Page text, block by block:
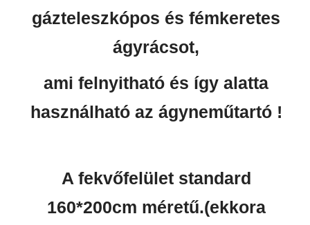
gázteleszkópos és fémkeretes
ágyrácsot,
ami felnyitható és így alatta
használható az ágyneműtartó !
A fekvőfelület standard
160*200cm méretű.(ekkora